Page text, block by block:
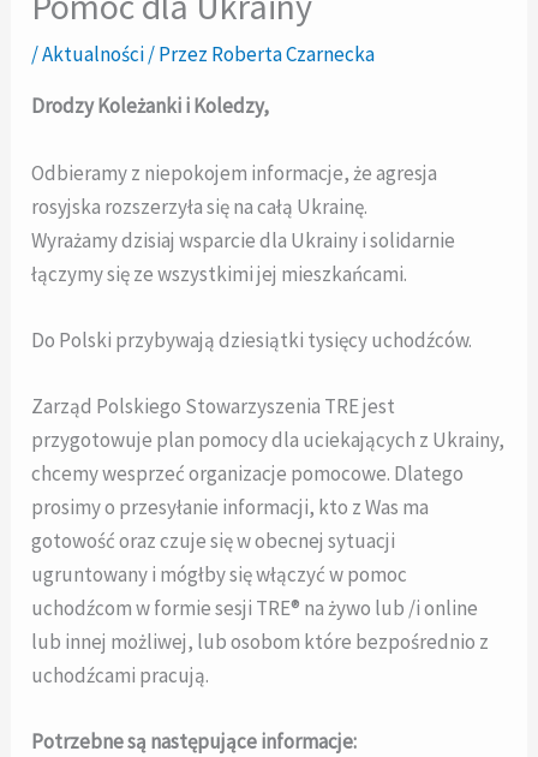
/Aktualności/ Przez Roberta Czarnecka
Drodzy Koleżanki i Koledzy,
Odbieramy z niepokojem informacje, że agresja
rosyjska rozszerzyła się na całą Ukrainę.
Wyrażamy dzisiaj wsparcie dla Ukrainy i solidarnie
łączymy się ze wszystkimi jej mieszkańcami.
Do Polski przybywają dziesiątki tysięcy uchodźców.
Zarząd Polskiego Stowarzyszenia TRE jest
przygotowuje plan pomocy dla uciekających z Ukrainy,
chcemy wesprzeć organizacje pomocowe. Dlatego
prosimy o przesyłanie informacji, kto z Was ma
gotowość oraz czuje się w obecnej sytuacji
ugruntowany i mógłby się włączyć w pomoc
uchodźcom w formie sesji TRE® na żywo lub /i online
lub innej możliwej, lub osobom które bezpośrednio z
uchodźcami pracują.
Potrzebne są następujące informacje: